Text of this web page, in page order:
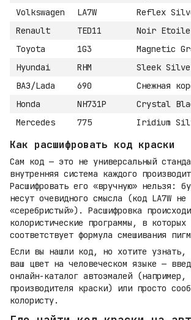
Volkswagen
LA7W
Reflex
Renault
TED11
Noir Etoile
Toyota
1G3
Magnetic
Hyundai
RHM
Sleek
ВАЗ/Lada
690
Снежная
Honda
NH731P
Crystal
Mercedes
775 Iridium
Как расшифровать код краски
Сам код — это не универсальный
внутренняя система каждого
Расшифровать его «вручную» нельзя:
несут очевидного смысла (код LA7W не
«серебристый»). Расшифровка
колористические программы, в которых
соответствует формула смешивания
Если вы нашли код, но хотите узнать,
ваш цвет на человеческом языке —
онлайн-каталог автоэмалей (например,
производителя краски) или просто
колористу.